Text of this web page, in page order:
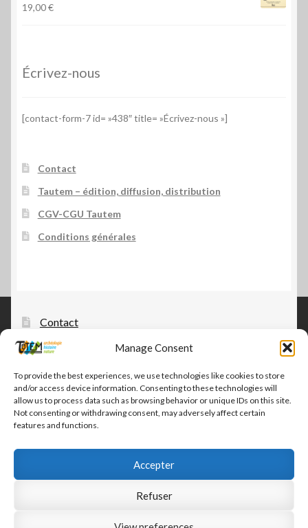
Manage Consent
To provide the best experiences, we use technologies like cookies to store
and/or access device information. Consenting to these technologies will
allow us to process data such as browsing behavior or unique IDs on this site.
Not consenting or withdrawing consent, may adversely affect certain
features and functions.
Accepter
Refuser
19,00€
Écrivez-nous
[contact-form-7 id= »438″ title= »Écrivez-nous »]
Contact
Tautem – édition, diffusion, distribution
CGV-CGU Tautem
Conditions générales
Contact
Tautem – édition, diffusion, distribution
CGV-CGU Tautem
Conditions générales
Built with WooCommerce